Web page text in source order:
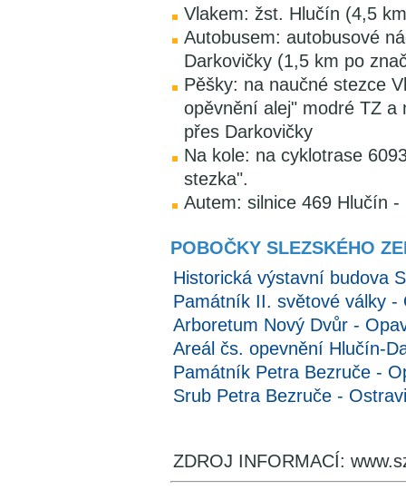
Vlakem: žst. Hlučín (4,5
Autobusem: autobusové
Darkovičky (1,5 km po
Pěšky: na naučné stezce
opěvnění alej" modré TZ a
přes Darkovičky
Na kole: na cyklotrase
stezka".
Autem: silnice 469 Hlučín
POBOČKY SLEZSKÉHO
Historická výstavní budova
Památník II. světové války -
Arboretum Nový Dvůr -
Areál čs. opevnění Hlučín-
Památník Petra Bezruče -
Srub Petra Bezruče -
ZDROJ INFORMACÍ: